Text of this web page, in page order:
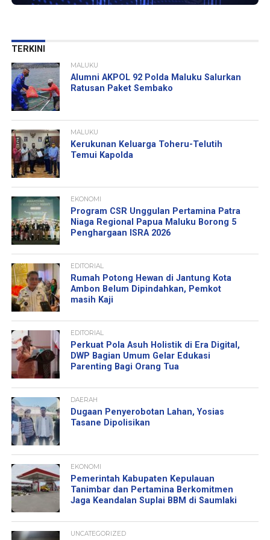
TERKINI
MALUKU
Alumni AKPOL 92 Polda Maluku Salurkan
Ratusan Paket Sembako
MALUKU
Kerukunan Keluarga Toheru-Telutih
Temui Kapolda
EKONOMI
Program CSR Unggulan Pertamina Patra
Niaga Regional Papua Maluku Borong 5
Penghargaan ISRA 2026
EDITORIAL
Rumah Potong Hewan di Jantung Kota
Ambon Belum Dipindahkan, Pemkot
masih Kaji
EDITORIAL
Perkuat Pola Asuh Holistik di Era Digital,
DWP Bagian Umum Gelar Edukasi
Parenting Bagi Orang Tua
DAERAH
Dugaan Penyerobotan Lahan, Yosias
Tasane Dipolisikan
EKONOMI
Pemerintah Kabupaten Kepulauan
Tanimbar dan Pertamina Berkomitmen
Jaga Keandalan Suplai BBM di Saumlaki
UNCATEGORIZED